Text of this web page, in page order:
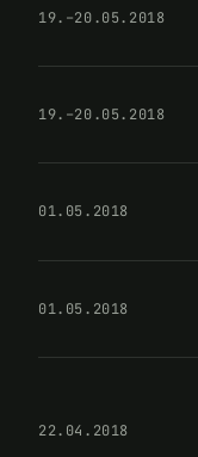
19.–20.05.2018
19.–20.05.2018
01.05.2018
01.05.2018
22.04.2018